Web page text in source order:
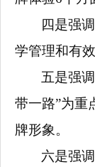
四是强
学管理和有
五是强
带一路”为重
牌形象。
六是强